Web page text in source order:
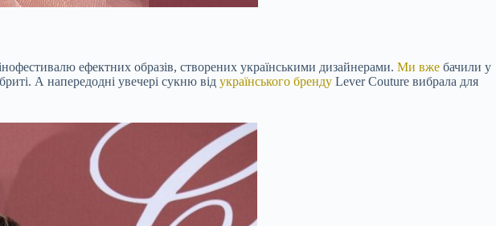
ефектних образів, створених українськими дизайнерами. Ми вже бачили у
А напередодні увечері сукню від українського бренду Lever Couture вибрала для